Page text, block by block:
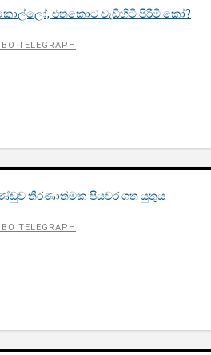
එතකොට වැඩිහිටි පිරිමි කෝ?
TELEGRAPH
තීරණාත්මක පියවර ගත යුතුය
TELEGRAPH